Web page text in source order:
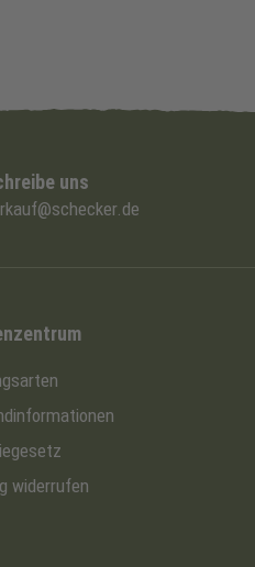
uns
widerrufen